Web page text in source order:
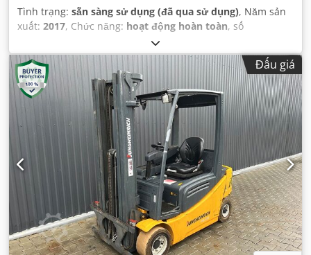
Tình trạng: sẵn sàng sử dụng (đã qua sử dụng), Năm sản
xuất: 2017, Chức năng: hoạt động hoàn toàn, số
R17393-376-4-0
32 kg, tải trọng:8 kg, mô hình bộ điều khiển:Yaskawa
YRC1000 , nhà sản xuất teach pendant: Yaskawa , số lượng
trục:6,
Đấu giá